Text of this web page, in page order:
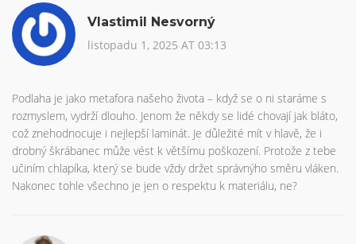
Vlastimil Nesvorný
listopadu 1, 2025 AT 03:13
Podlaha je jako metafora našeho života – když se o ni staráme s
rozmyslem, vydrží dlouho. Jenom že někdy se lidé chovají jak bláto,
což znehodnocuje i nejlepší laminát. Je důležité mít v hlavě, že i
drobný škrábanec může vést k většímu poškození. Protože z tebe
učiním chlapíka, který se bude vždy držet správnýho směru vláken.
Nakonec tohle všechno je jen o respektu k materiálu, ne?